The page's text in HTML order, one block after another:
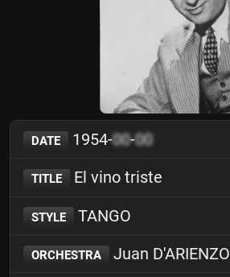
DATE 1954-00-00
TITLE El vino triste
STYLE TANGO
ORCHESTRA Juan D'ARIENZO